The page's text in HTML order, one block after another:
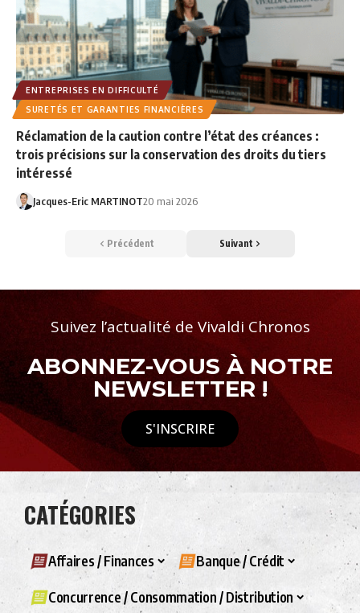
ENTREPRISES EN DIFFICULTÉ
SURETÉS ET GARANTIES FINANCIÈRES
Réclamation de la caution contre l’état des créances :
trois précisions sur la conservation des droits du tiers
intéressé
Jacques-Eric MARTINOT20 mai 2026
Précédent Suivant
Suivez l’actualité de Vivaldi Chronos
ABONNEZ-VOUS À NOTRE
NEWSLETTER !
S'INSCRIRE
CATÉGORIES
Affaires / Finances Banque / Crédit
Concurrence / Consommation / Distribution